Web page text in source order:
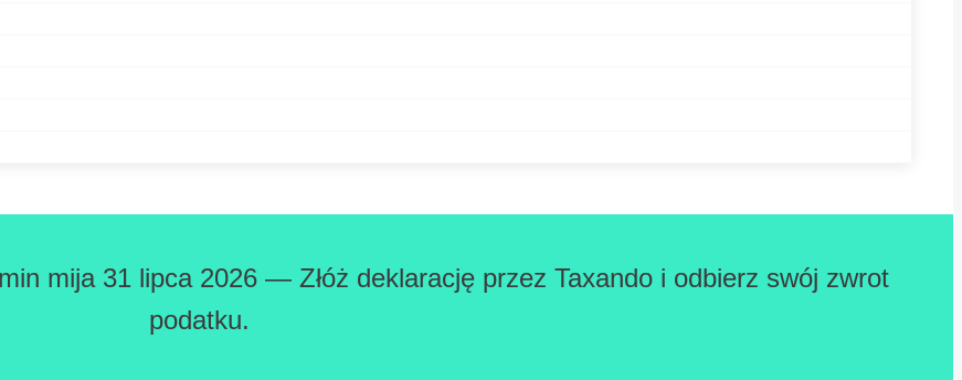
mija 31 lipca 2026 — Złóż deklarację przez Taxando i odbierz swój zwrot
podatku.